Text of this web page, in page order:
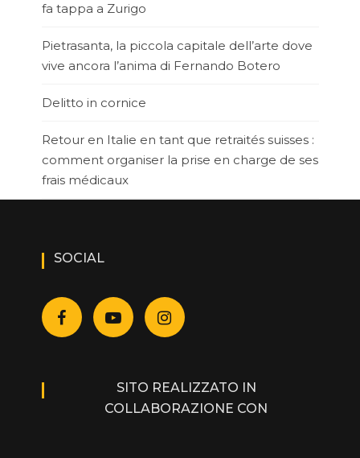
fa tappa a Zurigo
Pietrasanta, la piccola capitale dell’arte dove
vive ancora l’anima di Fernando Botero
Delitto in cornice
Retour en Italie en tant que retraités suisses :
comment organiser la prise en charge de ses
frais médicaux
SOCIAL
SITO REALIZZATO IN
COLLABORAZIONE CON